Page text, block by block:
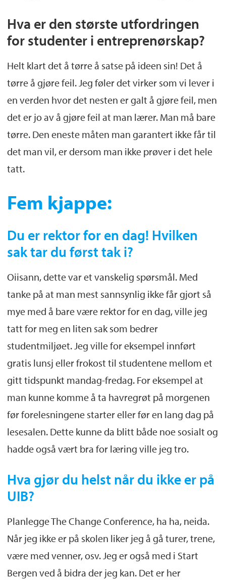
Hva er den største utfordringen
for studenter i entreprenørskap?
Helt klart det å tørre å satse på ideen sin! Det å
tørre å gjøre feil. Jeg føler det virker som vi lever i
en verden hvor det nesten er galt å gjøre feil, men
det er jo av å gjøre feil at man lærer. Man må bare
tørre. Den eneste måten man garantert ikke får til
det man vil, er dersom man ikke prøver i det hele
tatt.
Fem kjappe:
Du er rektor for en dag! Hvilken
sak tar du først tak i?
Oiisann, dette var et vanskelig spørsmål. Med
tanke på at man mest sannsynlig ikke får gjort så
mye med å bare være rektor for en dag, ville jeg
tatt for meg en liten sak som bedrer
studentmiljøet. Jeg ville for eksempel innført
gratis lunsj eller frokost til studentene mellom et
gitt tidspunkt mandag-fredag. For eksempel at
man kunne komme å ta havregrøt på morgenen
før forelesningene starter eller før en lang dag på
lesesalen. Dette kunne da blitt både noe sosialt og
hadde også vært bra for læring ville jeg tro.
Hva gjør du helst når du ikke er på
UIB?
Planlegge The Change Conference, ha ha, neida.
Når jeg ikke er på skolen liker jeg å gå turer, trene,
være med venner, osv. Jeg er også med i Start
Bergen ved å bidra der jeg kan. Det er her